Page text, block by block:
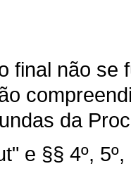
final não se
da
e §§ 4º, 5º,